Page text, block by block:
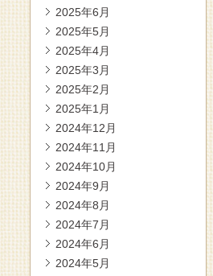
2025年6月
2025年5月
2025年4月
2025年3月
2025年2月
2025年1月
2024年12月
2024年11月
2024年10月
2024年9月
2024年8月
2024年7月
2024年6月
2024年5月